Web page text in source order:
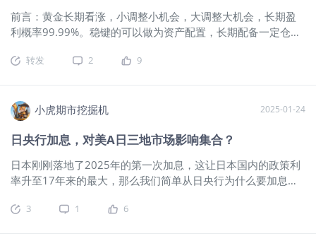
11月最低1618.3元的大牛市至今历时2年6个月。 三、走势分
析：黄金期指周三大涨3.41%大超预期，当前3335.8跌
0.32%。短线：远离5日均有横盘要求，盘前小幅调整，周四横
盘振荡大概率。牛不言顶高度难测，但涨期较长涨幅较大需警
前言：黄金长期看涨，小调整小机会，大调整大机会，长期盈
利概率99.99%。稳键的可以做为资产配置，长期配备一定仓
面： 1、贸易战：纵深发展，美股承压，资金涌入黄金市场避
年半新低，而通胀预期飙升，强化黄金抗通胀属性。 4、美元
指数：持续下行，以美元计价商品都有涨价预期。 5、地缘政
治：总体平稳，中东、俄乌等局势时有反复。 二、技术面：
20均向上，短期多头趋势。 中期：5周均上，20周均上，20周
均向上，中期多头趋势。 长期：5月均上，20月均上，长期多
头趋势。25年3月涨跌幅：10.12%。2024年涨跌幅：27.39%
（东财数据） 2、macd：日线金叉第4日、周线金叉第11周、
转发 2 9
小虎期市挖掘机 2025-01-24
日央行加息，对美A日三地市场影响集合？
日本刚刚落地了2025年的第一次加息，这让日本国内的政策利
率升至17年来的最大，那么我们简单从日央行为什么要加息，
非得要加息？日本央行长期实行低利率政策，但如今面临不得
3 1 6